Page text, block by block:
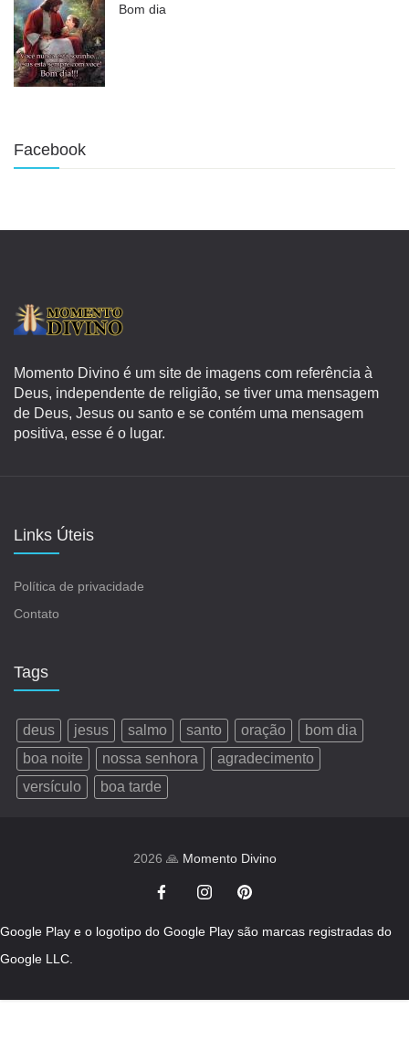
Bom dia
Facebook
Momento Divino é um site de imagens com referência à
Deus, independente de religião, se tiver uma mensagem
de Deus, Jesus ou santo e se contém uma mensagem
positiva, esse é o lugar.
Links Úteis
Política de privacidade
Contato
Tags
deus jesus salmo santo oração
bom dia
boa noite
nossa senhora
agradecimento
versículo
boa tarde
2026 🙏 Momento Divino
Google Play e o logotipo do Google Play são marcas registradas do
Google LLC.